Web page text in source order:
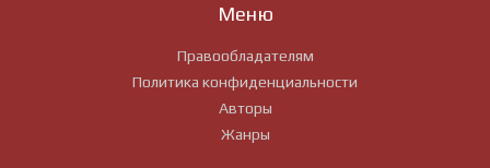
Меню
Правообладателям
Политика конфиденциальности
Авторы
Жанры